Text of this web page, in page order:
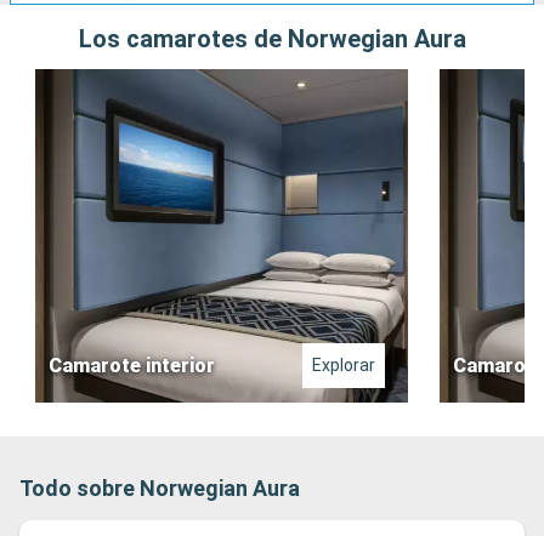
Los camarotes de Norwegian Aura
Camarote interior Explorar
Todo sobre Norwegian Aura